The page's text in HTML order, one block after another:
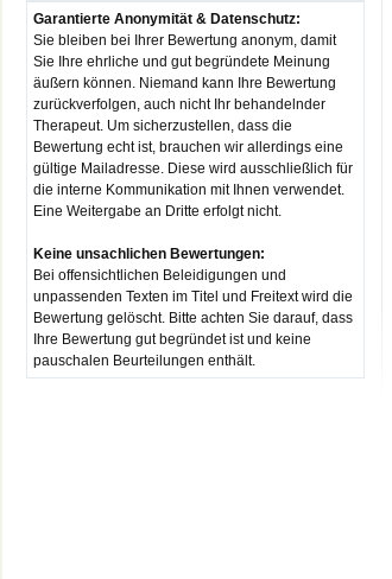
Garantierte Anonymität & Datenschutz:
Sie bleiben bei Ihrer Bewertung anonym, damit
Sie Ihre ehrliche und gut begründete Meinung
äußern können. Niemand kann Ihre Bewertung
zurückverfolgen, auch nicht Ihr behandelnder
Therapeut. Um sicherzustellen, dass die
Bewertung echt ist, brauchen wir allerdings eine
gültige Mailadresse. Diese wird ausschließlich für
die interne Kommunikation mit Ihnen verwendet.
Eine Weitergabe an Dritte erfolgt nicht.
Keine unsachlichen Bewertungen:
Bei offensichtlichen Beleidigungen und
unpassenden Texten im Titel und Freitext wird die
Bewertung gelöscht. Bitte achten Sie darauf, dass
Ihre Bewertung gut begründet ist und keine
pauschalen Beurteilungen enthält.